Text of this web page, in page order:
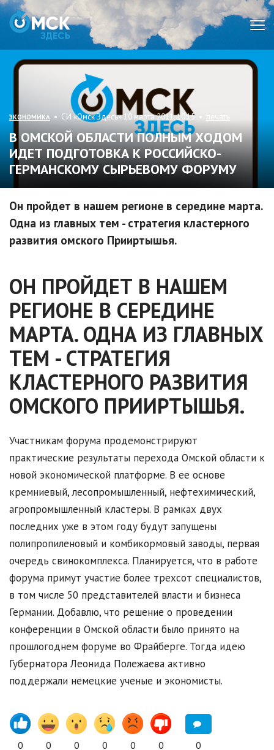
ЭКОНОМИКА • СИ «Омск Здесь» 10 марта 2011, 10:15 • печать
В ОМСКОЙ ОБЛАСТИ ПОЛНЫМ ХОДОМ
ИДЕТ ПОДГОТОВКА К РОССИЙСКО-
ГЕРМАНСКОМУ СЫРЬЕВОМУ ФОРУМУ
Он пройдет в нашем регионе в середине марта.
Одна из главных тем - стратегия кластерного
развития омского Прииртышья.
ОН ПРОЙДЕТ В НАШЕМ
РЕГИОНЕ В СЕРЕДИНЕ
МАРТА. ОДНА ИЗ ГЛАВНЫХ
ТЕМ - СТРАТЕГИЯ
КЛАСТЕРНОГО РАЗВИТИЯ
ОМСКОГО ПРИИРТЫШЬЯ.
Участникам форума продемонстрируют
практические результаты перехода Омской области к
новой экономической платформе. В ее основе
кремниевый, лесопромышленный, нефтехимический,
агропромышленный кластеры. В рамках двух
последних уже в этом году будут запущены
полипропиленовый и комбикормовый заводы, первая
очередь свинокомплекса. Планируется, что в работе
форума примут участие более трехсот специалистов,
в том числе 50 представителей власти и бизнеса
Германии. Добавлю, что решение о проведении
конференции в Омской области было принято на
прошлогоднем форуме во Фрайберге. Тогда идею
Губернатора Леонида Полежаева активно
поддержали немецкие ученые и экономисты.
0 0 0 0 0 0 0